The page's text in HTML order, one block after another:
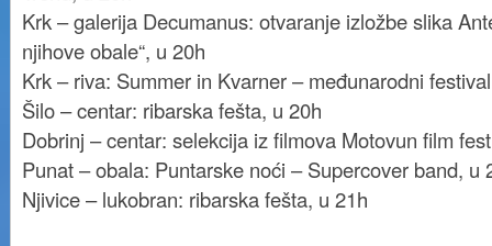
Krk – galerija Decumanus: otvaranje izložbe slika
njihove obale“, u 20h
Krk – riva: Summer in Kvarner – međunarodni
Šilo – centar: ribarska fešta, u 20h
Dobrinj – centar: selekcija iz filmova Motovun film
Punat – obala: Puntarske noći – Supercover band, u
Njivice – lukobran: ribarska fešta, u 21h